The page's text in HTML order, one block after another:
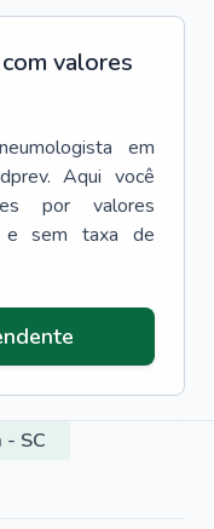
valores
em
Aqui você
por valores
e sem taxa de
- SC